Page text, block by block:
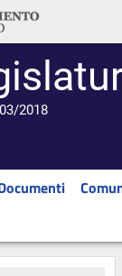
2018